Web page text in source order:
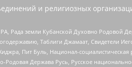
и религиозных
Рада земли Кубанской Духовно
Таблиги Джамаат, Свидетели
Пит Буль, Национал-
Родовая Держава Русь, Русское